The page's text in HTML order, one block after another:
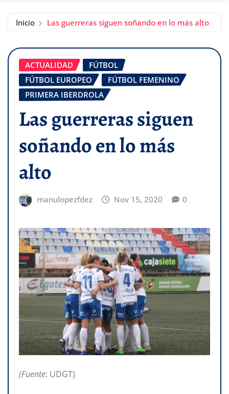
Inicio Las guerreras siguen soñando en lo más alto
ACTUALIDAD
FÚTBOL
FÚTBOL EUROPEO
FÚTBOL FEMENINO
PRIMERA IBERDROLA
Las guerreras siguen
soñando en lo más
alto
manulopezfdez Nov 15, 2020 0
(Fuente: UDGT)